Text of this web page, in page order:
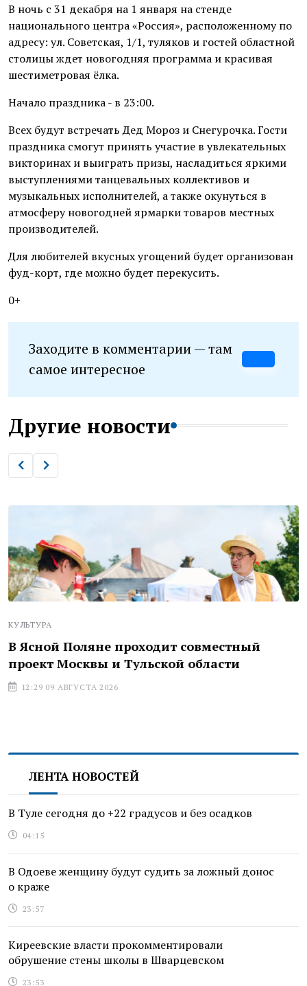
В ночь с 31 декабря на 1 января на стенде
национального центра «Россия», расположенному по
адресу: ул. Советская, 1/1, туляков и гостей областной
столицы ждет новогодняя программа и красивая
шестиметровая ёлка.
Начало праздника - в 23:00.
Всех будут встречать Дед Мороз и Снегурочка. Гости
праздника смогут принять участие в увлекательных
викторинах и выиграть призы, насладиться яркими
выступлениями танцевальных коллективов и
музыкальных исполнителей, а также окунуться в
атмосферу новогодней ярмарки товаров местных
производителей.
Для любителей вкусных угощений будет организован
фуд-корт, где можно будет перекусить.
0+
Заходите в комментарии — там
самое интересное
Другие новости
КУЛЬТУРА
В Ясной Поляне проходит совместный
проект Москвы и Тульской области
12:29 09 АВГУСТА 2026
ЛЕНТА НОВОСТЕЙ
В Туле сегодня до +22 градусов и без осадков
04:15
В Одоеве женщину будут судить за ложный донос
о краже
23:57
Киреевские власти прокомментировали
обрушение стены школы в Шварцевском
23:53